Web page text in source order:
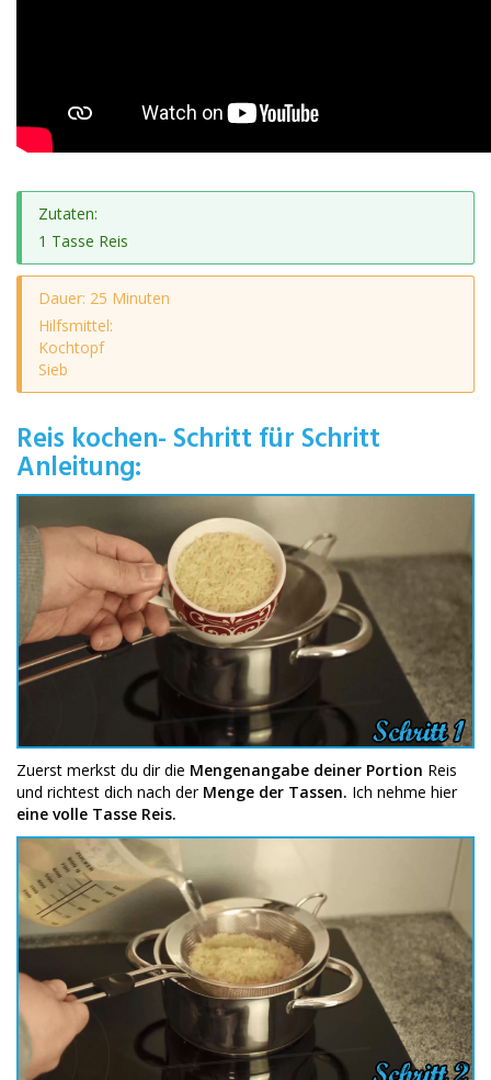
Zutaten:
1 Tasse Reis
Dauer: 25 Minuten
Hilfsmittel:
Kochtopf
Sieb
Reis kochen- Schritt für Schritt
Anleitung:
Zuerst merkst du dir die Mengenangabe deiner Portion Reis
und richtest dich nach der Menge der Tassen. Ich nehme hier
eine volle Tasse Reis.